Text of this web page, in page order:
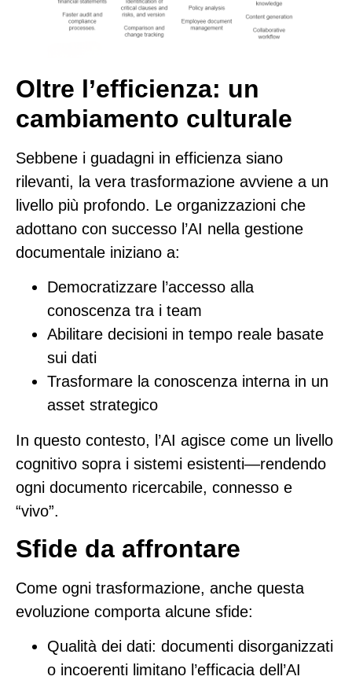
Oltre l’efficienza: un
cambiamento culturale
Sebbene i guadagni in efficienza siano
rilevanti, la vera trasformazione avviene a un
livello più profondo. Le organizzazioni che
adottano con successo l’AI nella gestione
documentale iniziano a:
Democratizzare l’accesso alla
conoscenza tra i team
Abilitare decisioni in tempo reale basate
sui dati
Trasformare la conoscenza interna in un
asset strategico
In questo contesto, l’AI agisce come un livello
cognitivo sopra i sistemi esistenti—rendendo
ogni documento ricercabile, connesso e
“vivo”.
Sfide da affrontare
Come ogni trasformazione, anche questa
evoluzione comporta alcune sfide:
Qualità dei dati: documenti disorganizzati
o incoerenti limitano l’efficacia dell’AI